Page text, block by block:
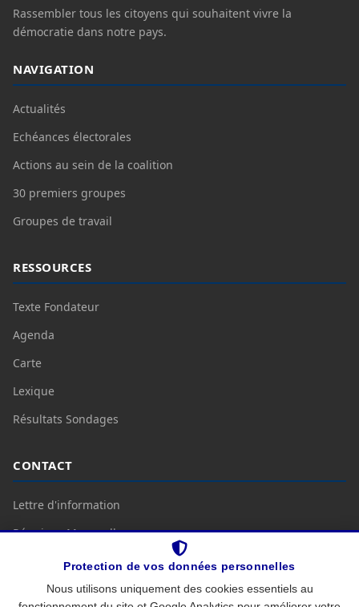
Protection de vos données personnelles
Nous utilisons uniquement des cookies essentiels au
Rassembler tous les citoyens qui souhaitent vivre la
démocratie dans notre pays.
NAVIGATION
Actualités
Echéances électorales
Actions au sein de la coalition
30 premiers groupes
Groupes de travail
RESSOURCES
Texte Fondateur
Agenda
Carte
Lexique
Résultats Sondages
CONTACT
Lettre d'information
Réunions Mensuelles
Nous Contacter